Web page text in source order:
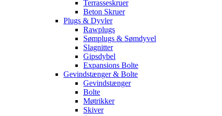
Terrasseskruer
Beton Skruer
Plugs & Dyvler
Rawplugs
Sømplugs & Sømdyvel
Slagnitter
Gipsdybel
Expansions Bolte
Gevindstænger & Bolte
Gevindstænger
Bolte
Møtrikker
Skiver